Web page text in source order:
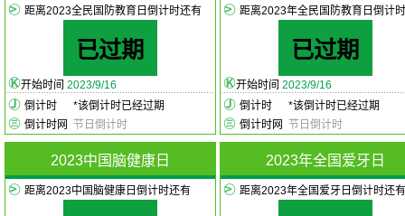
距离2023全民国防教育日倒计时还有
已过期
开始时间 2023/9/16
倒计时
*该倒计时已经过期
倒计时网
节日倒计时
距离2023年全民国防教育日倒计
已过期
开始时间 2023/9/16
倒计时
*该倒计时已经过期
倒计时网
节日倒计时
2023中国脑健康日
距离2023中国脑健康日倒计时还有
2023年全国爱牙日
距离2023年全国爱牙日倒计时还有